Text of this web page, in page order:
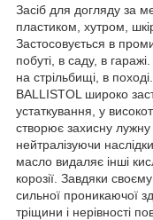
Засіб для догляду за
пластиком, хутром,
Застосовується в
побуті, в саду, в
на стрільбищі, в поході.
BALLISTOL широко
устаткування, у
створює захисну лужну
нейтралізуючи
масло видаляє інші
корозії. Завдяки
сильної проникаючої
тріщини і нерівності